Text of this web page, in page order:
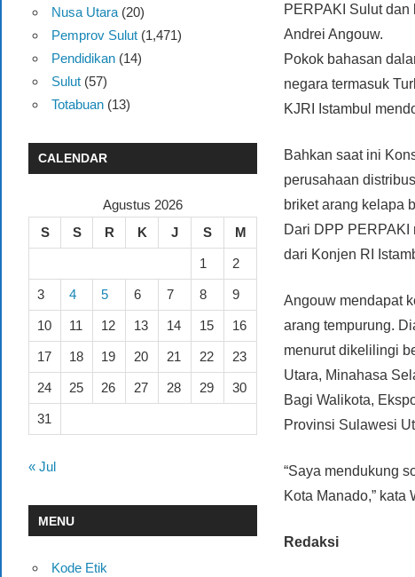
PERPAKI Sulut
Andrei Angouw.
Pokok bahasan
negara termasuk
KJRI Istambul
Bahkan saat ini
perusahaan
briket arang kelapa
Dari DPP PERPAKI
dari Konjen RI
Angouw mendapat
arang tempurung.
menurut dikelilingi
Utara, Minahasa
Bagi Walikota,
Provinsi Sulawesi
“Saya mendukung
Kota Manado,” kata
Redaksi
Nusa Utara(20)
Pemprov Sulut(1,471)
Pendidikan(14)
Sulut(57)
Totabuan(13)
CALENDAR
Agustus 2026
S
S R K J S M
1 2
3 4 5 6 7 8 9
10 11 12 13 14 15 16
17 18 19 20 21 22 23
24 25 26 27 28 29 30
31
« Jul
MENU
Kode Etik